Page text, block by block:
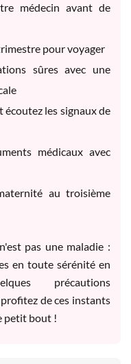
médecin avant de
pour voyager
sûres avec une
les signaux de
médicaux avec
au troisième
pas une maladie :
en toute sérénité en
précautions
de ces instants
petit bout !